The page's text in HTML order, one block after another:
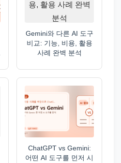
Gemini와 다른 AI 도구
비교: 기능, 비용, 활용
사례 완벽 분석
ChatGPT vs Gemini:
어떤 AI 도구를 먼저 시